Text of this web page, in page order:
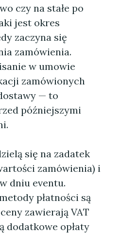
czy na stałe po
jest okres
zaczyna się
zamówienia.
w umowie
zamówionych
— to
późniejszymi
się na zadatek
zamówienia) i
dniu eventu.
płatności są
zawierają VAT
dodatkowe opłaty